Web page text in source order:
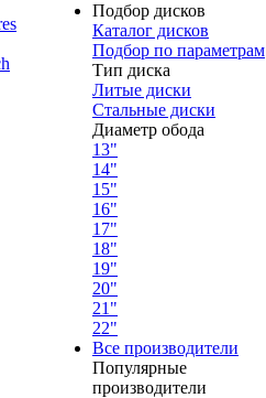
Подбор дисков
Каталог дисков
Подбор по параметрам
Тип диска
Литые диски
Стальные диски
Диаметр обода
13"
14"
15"
16"
17"
18"
19"
20"
21"
22"
Все производители
Популярные
производители